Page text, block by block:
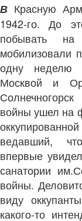
В Красную
1942-го. До
побывать
мобилизовали
одну неделю
Москвой и
войны ушел на
ведавший,
впервые
санатории
войны.
виду
какого-то